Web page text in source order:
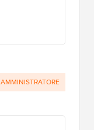
AMMINISTRATORE